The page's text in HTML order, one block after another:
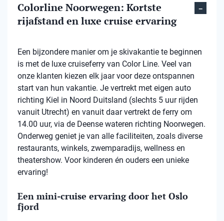
Colorline Noorwegen: Kortste
rijafstand en luxe cruise ervaring
Een bijzondere manier om je skivakantie te beginnen
is met de luxe cruiseferry van Color Line. Veel van
onze klanten kiezen elk jaar voor deze ontspannen
start van hun vakantie. Je vertrekt met eigen auto
richting Kiel in Noord Duitsland (slechts 5 uur rijden
vanuit Utrecht) en vanuit daar vertrekt de ferry om
14.00 uur, via de Deense wateren richting Noorwegen.
Onderweg geniet je van alle faciliteiten, zoals diverse
restaurants, winkels, zwemparadijs, wellness en
theatershow. Voor kinderen én ouders een unieke
ervaring!
Een mini-cruise ervaring door het Oslo
fjord